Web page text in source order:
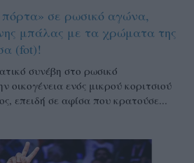
σε ρωσικό αγώνα,
μπάλας με τα χρώματα της
(fot)!
συνέβη στο ρωσικό
ενός μικρού κοριτσιού
επειδή σε αφίσα που κρατούσε...